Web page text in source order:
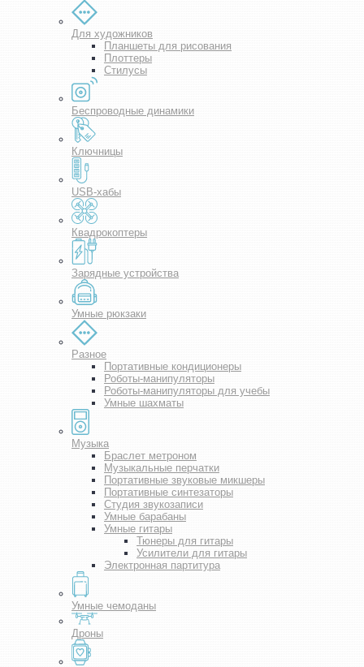
Для художников
Планшеты для рисования
Плоттеры
Стилусы
Беспроводные динамики
Ключницы
USB-хабы
Квадрокоптеры
Зарядные устройства
Умные рюкзаки
Разное
Портативные кондиционеры
Роботы-манипуляторы
Роботы-манипуляторы для учебы
Умные шахматы
Музыка
Браслет метроном
Музыкальные перчатки
Портативные звуковые микшеры
Портативные синтезаторы
Студия звукозаписи
Умные барабаны
Умные гитары
Тюнеры для гитары
Усилители для гитары
Электронная партитура
Умные чемоданы
Дроны